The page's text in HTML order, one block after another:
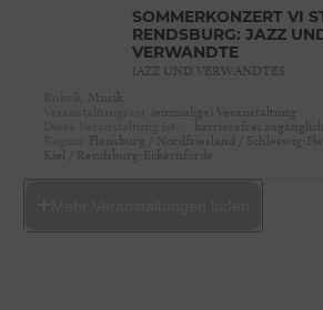
SOMMERKONZERT VI
RENDSBURG: JAZZ
VERWANDTE
JAZZ UND VERWANDTES